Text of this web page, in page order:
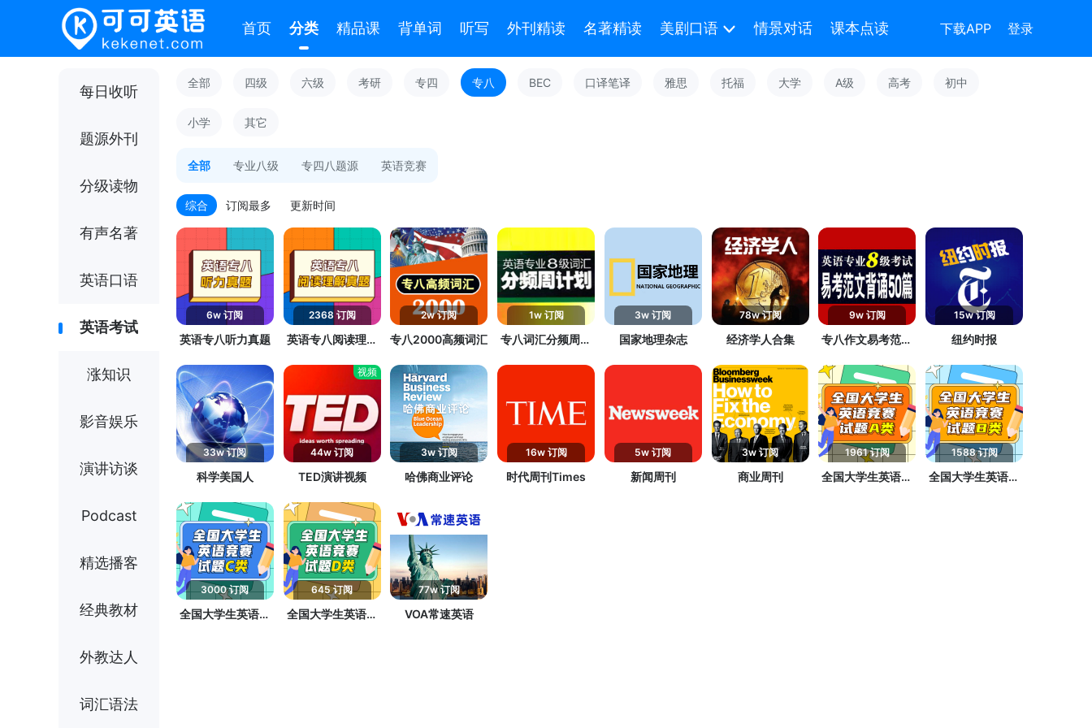
首页 分类 精品课 背单词 听写 外刊精读 名著精读 美剧口语 情景对话 课本点读 下载APP 登录
每日收听
题源外刊
分级读物
有声名著
英语口语
英语考试
涨知识
影音娱乐
演讲访谈
Podcast
精选播客
经典教材
外教达人
词汇语法
全部 四级 六级 考研 专四 专八 BEC 口译笔译 雅思 托福 大学 A级 高考 初中
小学 其它
全部 专业八级 专四八题源 英语竞赛
综合 订阅最多 更新时间
6w 订阅
英语专八听力真题
2368 订阅
英语专八阅读理解
2w 订阅
专八2000高频词汇
1w 订阅
专八词汇分频周计
3w 订阅
国家地理杂志
78w 订阅
经济学人合集
9w 订阅
专八作文易考范文
15w 订阅
纽约时报
33w 订阅
科学美国人
视频
44w 订阅
TED演讲视频
3w 订阅
哈佛商业评论
16w 订阅
时代周刊Times
5w 订阅
新闻周刊
3w 订阅
商业周刊
1961 订阅
全国大学生英语竞
1588 订阅
全国大学生英语竞
3000 订阅
全国大学生英语竞
645 订阅
全国大学生英语竞
77w 订阅
VOA常速英语